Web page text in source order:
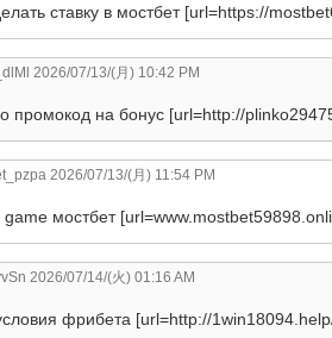
ставку в мостбет [url=https://
2026/07/13/(月) 10:42 PM
промокод на бонус [url=http://
2026/07/13/(月) 11:54 PM
game мостбет
2026/07/14/(火) 01:16 AM
фрибета [url=http://